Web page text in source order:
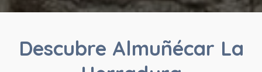
Descubre Almuñécar La